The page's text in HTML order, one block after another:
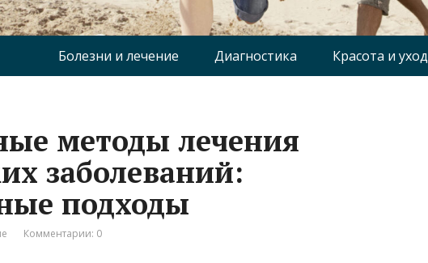
Болезни и лечение Диагностика Красота и уход
методы лечения
заболеваний:
подходы
Комментарии: 0